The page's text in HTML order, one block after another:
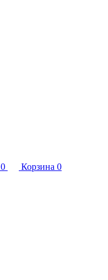
0 Корзина 0